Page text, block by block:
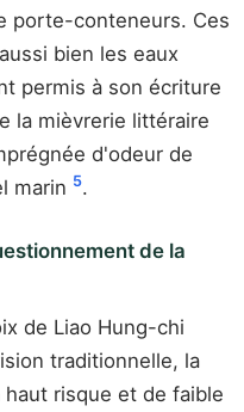
porte-conteneurs. Ces
bien les eaux
permis à son écriture
la mièvrerie littéraire
d'odeur de
marin 5.
de la
de Liao Hung-chi
traditionnelle, la
risque et de faible